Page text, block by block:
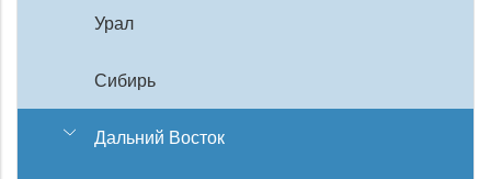
Урал
Сибирь
Дальний Восток